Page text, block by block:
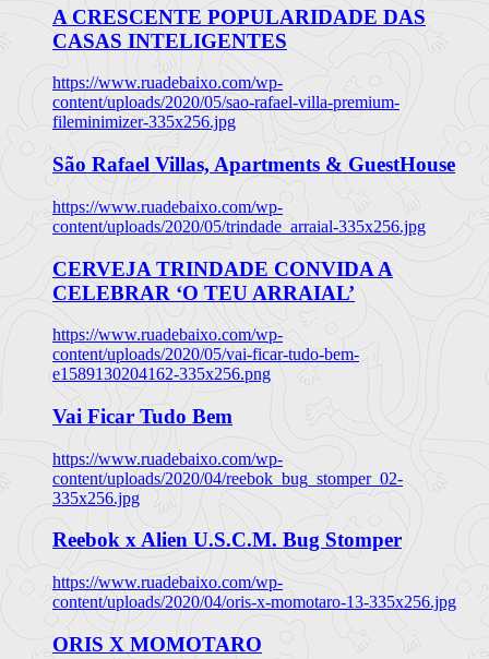
A CRESCENTE POPULARIDADE DAS
CASAS INTELIGENTES
https://www.ruadebaixo.com/wp-
content/uploads/2020/05/sao-rafael-villa-premium-
fileminimizer-335x256.jpg
São Rafael Villas, Apartments & GuestHouse
https://www.ruadebaixo.com/wp-
content/uploads/2020/05/trindade_arraial-335x256.jpg
CERVEJA TRINDADE CONVIDA A
CELEBRAR ‘O TEU ARRAIAL’
https://www.ruadebaixo.com/wp-
content/uploads/2020/05/vai-ficar-tudo-bem-
e1589130204162-335x256.png
Vai Ficar Tudo Bem
https://www.ruadebaixo.com/wp-
content/uploads/2020/04/reebok_bug_stomper_02-
335x256.jpg
Reebok x Alien U.S.C.M. Bug Stomper
https://www.ruadebaixo.com/wp-
content/uploads/2020/04/oris-x-momotaro-13-335x256.jpg
ORIS X MOMOTARO